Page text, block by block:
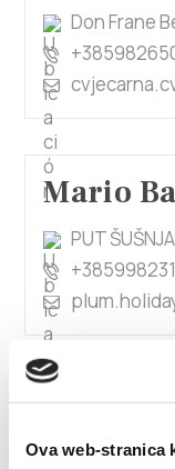
Ova web-stranica
Don Frane
Mario
PUT
Mario
Sv. Felicija